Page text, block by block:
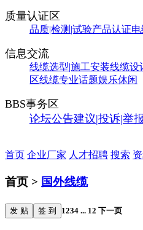
质量认证区
品质|检测|试验产品认证
信息交流
线缆选型|施工安装线缆设
区线缆专业话题娱乐休闲
BBS事务区
论坛公告建议|投诉|举
首页 企业厂家 人才招聘 搜索
首页 > 国外线缆
发 贴 签 到 1234 ... 12 下一页